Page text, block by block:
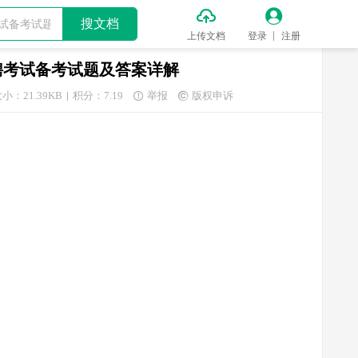
搜文档 
上传文档

登录 注册
试备考试题及答案详解
小：21.39KB 积分：7.19  举报  版权申诉